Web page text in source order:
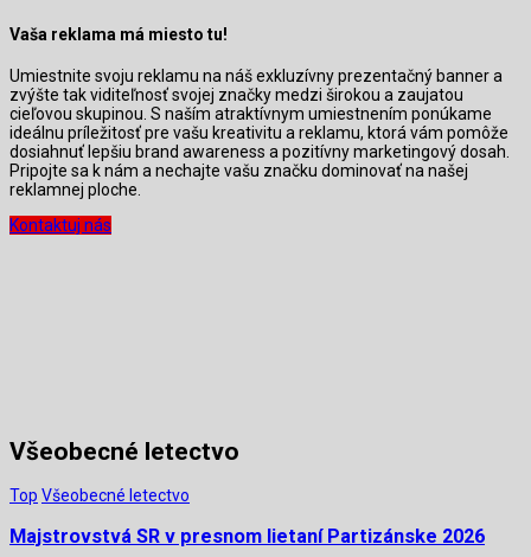
Vaša reklama má miesto tu!
Umiestnite svoju reklamu na náš exkluzívny prezentačný banner a
zvýšte tak viditeľnosť svojej značky medzi širokou a zaujatou
cieľovou skupinou. S naším atraktívnym umiestnením ponúkame
ideálnu príležitosť pre vašu kreativitu a reklamu, ktorá vám pomôže
dosiahnuť lepšiu brand awareness a pozitívny marketingový dosah.
Pripojte sa k nám a nechajte vašu značku dominovať na našej
reklamnej ploche.
Kontaktuj nás
Všeobecné letectvo
Top Všeobecné letectvo
Majstrovstvá SR v presnom lietaní Partizánske 2026